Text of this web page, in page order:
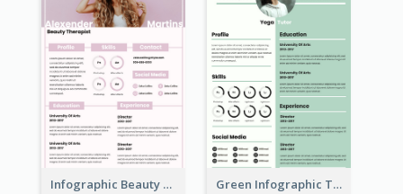
Infographic Beauty Consultant Resume Green Infographic Teacher Resume